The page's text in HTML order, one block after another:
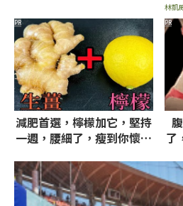
林凱
減肥首選，檸檬加它，堅持
一週，腰細了，瘦到你懷疑
PR
了
PR